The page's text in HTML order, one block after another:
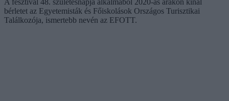
bérletet az Egyetemisták és Főiskolások Országos Turisztikai
Találkozója, ismertebb nevén az EFOTT.